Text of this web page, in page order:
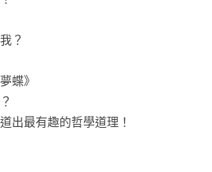
？
蝶》
出最有趣的哲學道理！